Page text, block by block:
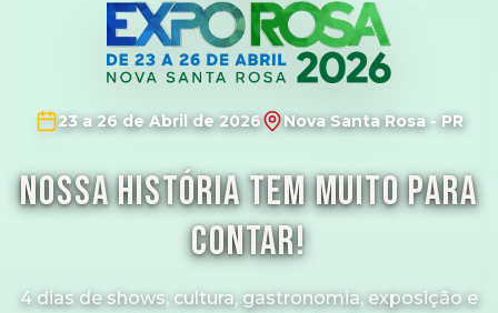
23 a 26 de Abril de 2026 Nova Santa Rosa - PR
Nossa história tem muito para
contar!
4 dias de shows, cultura, gastronomia, exposição e